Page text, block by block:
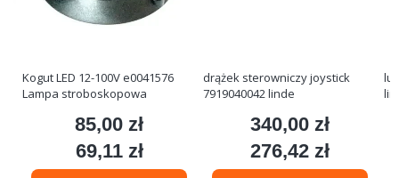
Kogut LED 12-100V e0041576
Lampa stroboskopowa
Cena
85,00 zł
Cena
69,11 zł
drążek sterowniczy joystick
7919040042 linde
Cena
340,00 zł
Cena
276,42 zł